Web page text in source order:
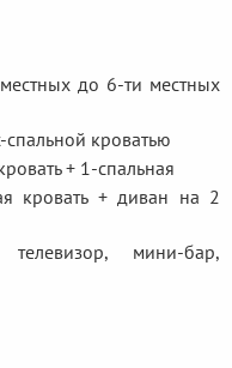
до 6-ти местных
кроватью
+ 1-спальная
кровать + диван на 2
мини-бар,